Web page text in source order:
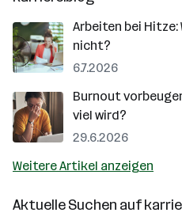
Arbeiten bei
nicht?
6.7.2026
Burnout
viel wird?
29.6.2026
Weitere Artikel anzeigen
Aktuelle Suchen auf